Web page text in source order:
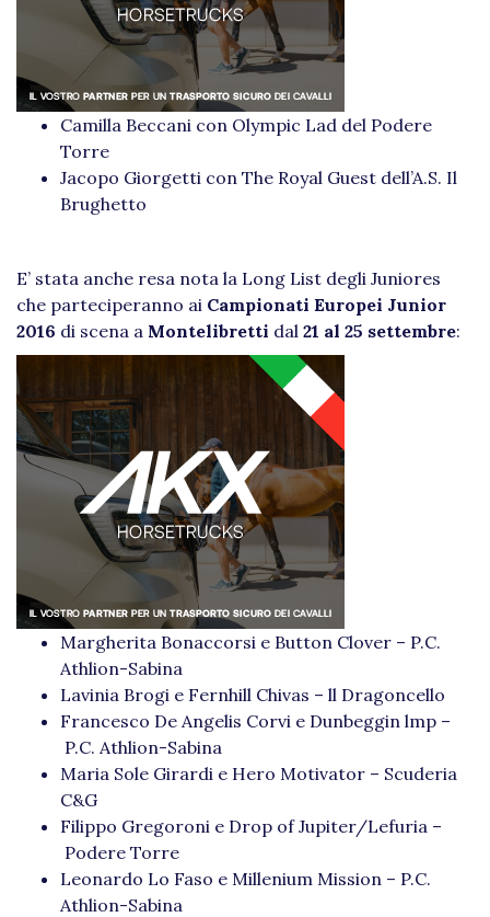
Camilla Beccani con Olympic Lad del Podere
Torre
Jacopo Giorgetti con The Royal Guest dell’A.S. Il
Brughetto
E’ stata anche resa nota la Long List degli Juniores
che parteciperanno ai Campionati Europei Junior
2016 di scena a Montelibretti dal 21 al 25 settembre:
Margherita Bonaccorsi e Button Clover – P.C.
Athlion-Sabina
Lavinia Brogi e Fernhill Chivas – ll Dragoncello
Francesco De Angelis Corvi e Dunbeggin lmp –
P.C. Athlion-Sabina
Maria Sole Girardi e Hero Motivator – Scuderia
C&G
Filippo Gregoroni e Drop of Jupiter/Lefuria –
Podere Torre
Leonardo Lo Faso e Millenium Mission – P.C.
Athlion-Sabina